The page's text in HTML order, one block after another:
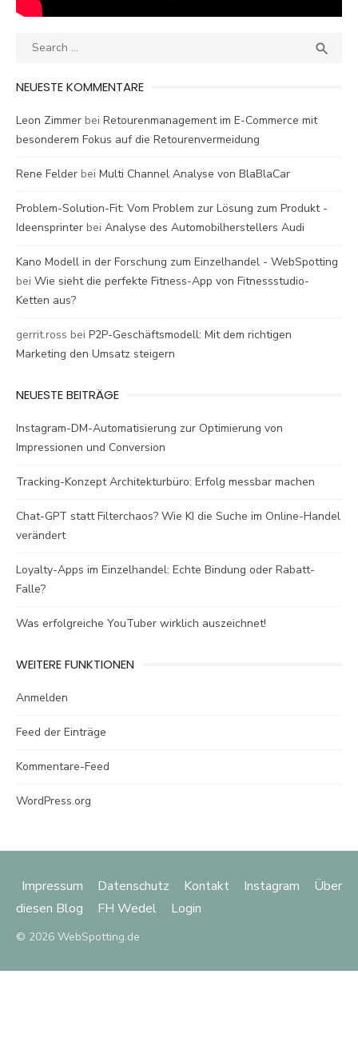
Search

NEUESTE KOMMENTARE
Leon Zimmer bei Retourenmanagement im E-Commerce mit
besonderem Fokus auf die Retourenvermeidung
Rene Felder bei Multi Channel Analyse von BlaBlaCar
Problem-Solution-Fit: Vom Problem zur Lösung zum Produkt -
Ideensprinter bei Analyse des Automobilherstellers Audi
Kano Modell in der Forschung zum Einzelhandel - WebSpotting
bei Wie sieht die perfekte Fitness-App von Fitnessstudio-
Ketten aus?
gerrit.ross bei P2P-Geschäftsmodell: Mit dem richtigen
Marketing den Umsatz steigern
NEUESTE BEITRÄGE
Instagram-DM-Automatisierung zur Optimierung von
Impressionen und Conversion
Tracking-Konzept Architekturbüro: Erfolg messbar machen
Chat-GPT statt Filterchaos? Wie KI die Suche im Online-Handel
verändert
Loyalty-Apps im Einzelhandel: Echte Bindung oder Rabatt-
Falle?
Was erfolgreiche YouTuber wirklich auszeichnet!
WEITERE FUNKTIONEN
Anmelden
Feed der Einträge
Kommentare-Feed
WordPress.org
Impressum Datenschutz Kontakt Instagram
Über
diesen Blog
FH Wedel Login
© 2026 WebSpotting.de